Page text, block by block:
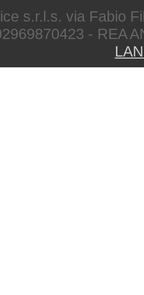
s.r.l.s. via Fabio
- REA